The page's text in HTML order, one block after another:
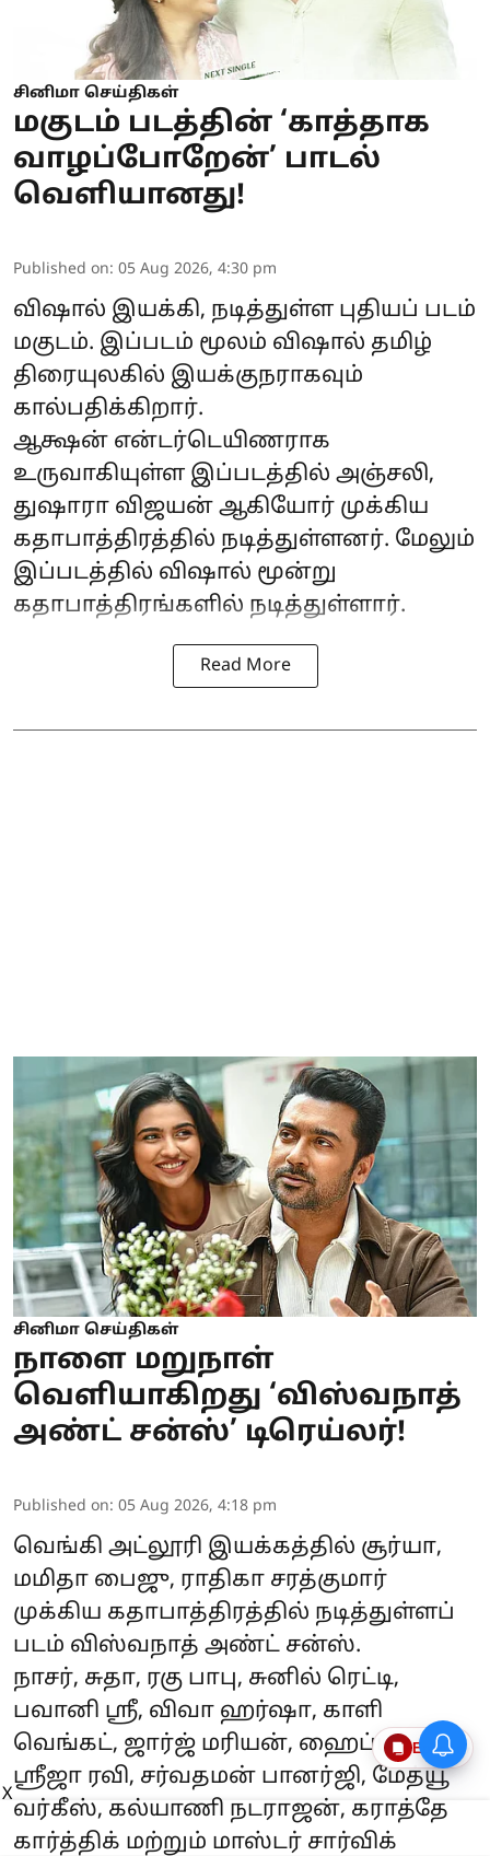
சினிமா செய்திகள்
மகுடம் படத்தின் ‘காத்தாக
வாழப்போறேன்’ பாடல்
வெளியானது!
Published on: 05 Aug 2026, 4:30 pm
விஷால் இயக்கி, நடித்துள்ள புதியப் படம்
மகுடம். இப்படம் மூலம் விஷால் தமிழ்
திரையுலகில் இயக்குநராகவும்
கால்பதிக்கிறார்.
ஆக்ஷன் என்டர்டெயிணராக
உருவாகியுள்ள இப்படத்தில் அஞ்சலி,
துஷாரா விஜயன் ஆகியோர் முக்கிய
கதாபாத்திரத்தில் நடித்துள்ளனர். மேலும்
இப்படத்தில் விஷால் மூன்று
கதாபாத்திரங்களில் நடித்துள்ளார்.
Read More
சினிமா செய்திகள்
நாளை மறுநாள்
வெளியாகிறது ‘விஸ்வநாத்
அண்ட் சன்ஸ்’ டிரெய்லர்!
Published on: 05 Aug 2026, 4:18 pm
வெங்கி அட்லூரி இயக்கத்தில் சூர்யா,
மமிதா பைஜு, ராதிகா சரத்குமார்
முக்கிய கதாபாத்திரத்தில் நடித்துள்ளப்
படம் விஸ்வநாத் அண்ட் சன்ஸ்.
நாசர், சுதா, ரகு பாபு, சுனில் ரெட்டி,
பவானி ஸ்ரீ, விவா ஹர்ஷா, காளி
வெங்கட், ஜார்ஜ் மரியன், ஹைப்பர் ஆதி,
ஸ்ரீஜா ரவி, சர்வதமன் பானர்ஜி, மேத்யூ
வர்கீஸ், கல்யாணி நடராஜன், கராத்தே
கார்த்திக் மற்றும் மாஸ்டர் சார்விக்
Epaper
X